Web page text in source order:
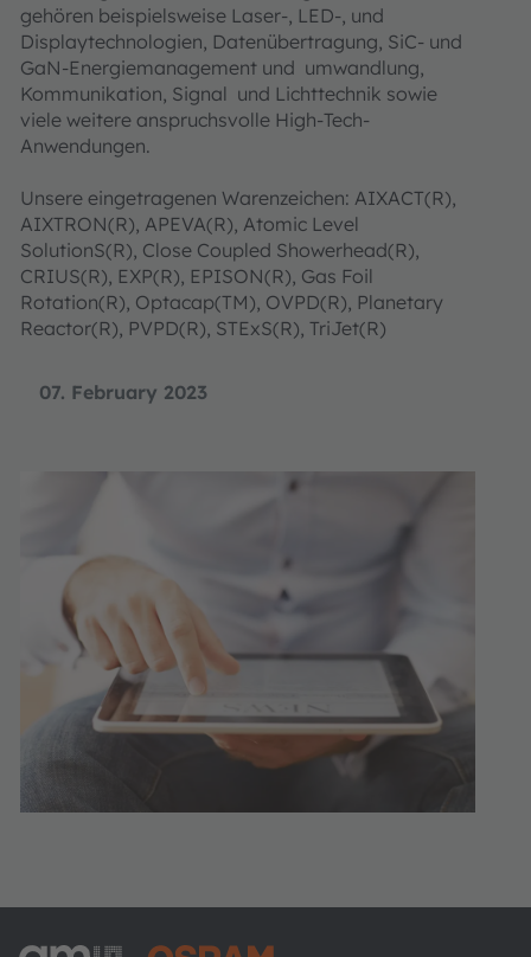
07. February 2023
gehören beispielsweise Laser-, LED-, und
Displaytechnologien, Datenübertragung, SiC- und
GaN-Energiemanagement und umwandlung,
Kommunikation, Signal und Lichttechnik sowie
viele weitere anspruchsvolle High-Tech-
Anwendungen.
Unsere eingetragenen Warenzeichen: AIXACT(R),
AIXTRON(R), APEVA(R), Atomic Level
SolutionS(R), Close Coupled Showerhead(R),
CRIUS(R), EXP(R), EPISON(R), Gas Foil
Rotation(R), Optacap(TM), OVPD(R), Planetary
Reactor(R), PVPD(R), STExS(R), TriJet(R)